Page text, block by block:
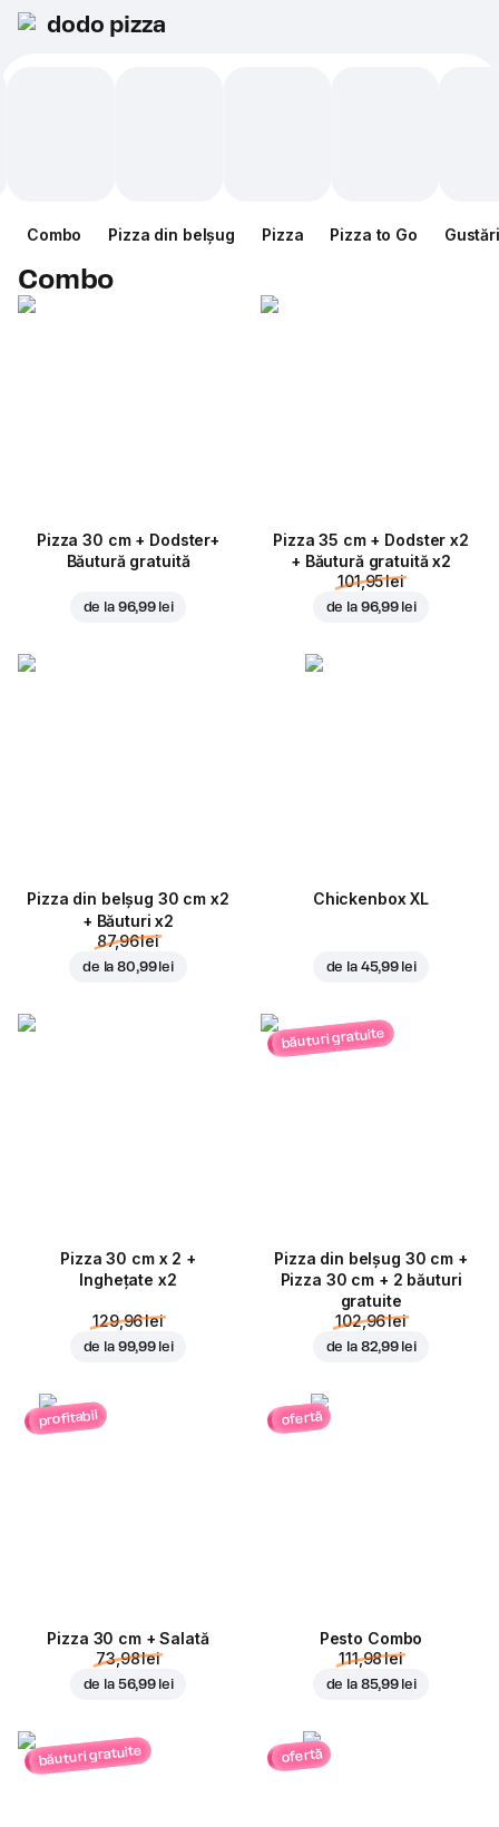
dodo pizza
Combo Pizza din belșug Pizza Pizza to Go Gustări
Combo
Pizza 30 cm + Dodster+
Băutură gratuită
de la 96,99 lei
Pizza 35 cm + Dodster x2
+ Băutură gratuită x2
101,95 lei
de la 96,99 lei
Pizza din belșug 30 cm x2
+ Băuturi x2
87,96 lei
de la80,99 lei
Chickenbox XL
de la 45,99 lei
Pizza 30 cm x 2 +
Inghețate x2
129,96 lei
de la 99,99 lei
băuturi gratuite
Pizza din belșug 30 cm +
Pizza 30 cm + 2 băuturi
gratuite
102,96 lei
de la 82,99 lei
profitabil
Pizza 30 cm + Salată
73,98 lei
de la 56,99 lei
ofertă
Pesto Combo
111,98 lei
de la 85,99 lei
băuturi gratuite ofertă